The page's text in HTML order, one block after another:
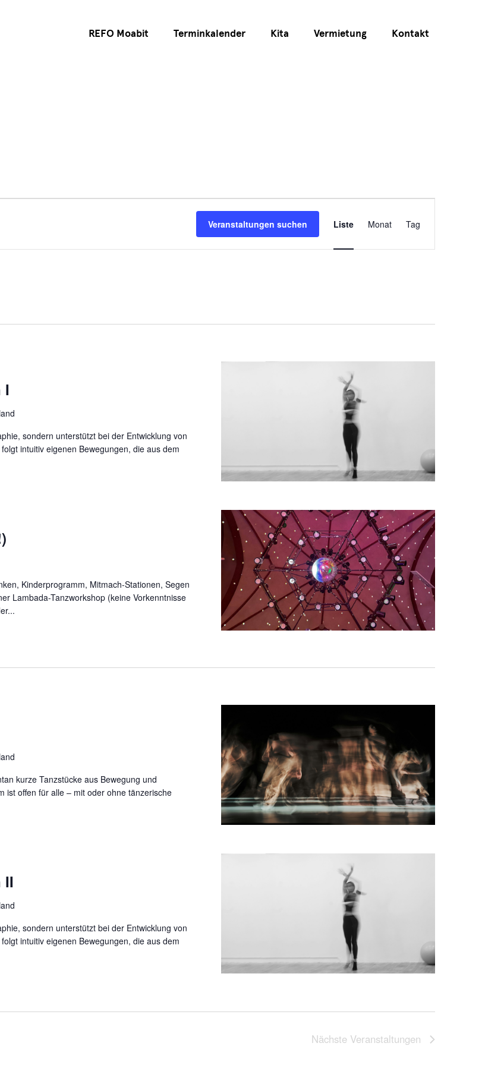
REFO Moabit Terminkalender Kita Vermietung Kontakt
Veranstaltungen suchen
Ansichten-
Liste Monat Tag
I
sondern unterstützt bei der Entwicklung von
intuitiv eigenen Bewegungen, die aus dem
Kinderprogramm, Mitmach-Stationen, Segen
Lambada-Tanzworkshop (keine Vorkenntnisse
kurze Tanzstücke aus Bewegung und
ist offen für alle – mit oder ohne tänzerische
II
sondern unterstützt bei der Entwicklung von
intuitiv eigenen Bewegungen, die aus dem
Nächste Veranstaltungen